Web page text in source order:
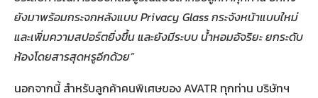
ยังมาพร้อมกระจกหลังแบบ Privacy Glass กระจังหน้าแบบใหม่
และเพิ่มความสปอร์ตยิ่งขึ้น และยังมีระบบ น้ำหอมอัจริยะ ยกระดับ
ห้องโดยสารสุดหรูอีกด้วย”
นอกจากนี้ สำหรับลูกค้าคนพิเศษของ AVATR ทุกท่าน บริษัทฯ